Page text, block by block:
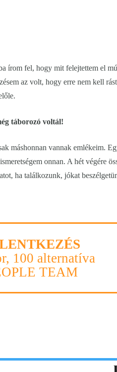
írom fel, hogy mit felejtettem el
az volt, hogy erre nem kell
táborozó voltál!
máshonnan vannak emlékeim.
onnan. A hét végére
ha találkozunk, jókat
100 alternatíva
TEAM